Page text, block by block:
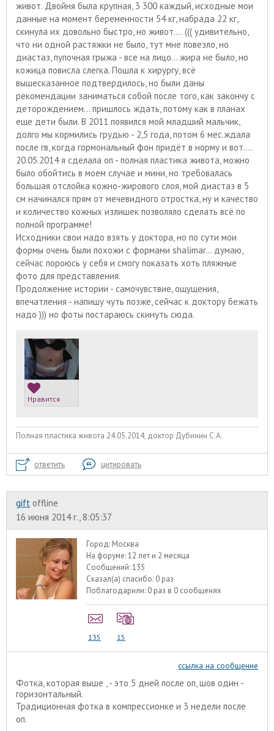
живот. Двойня была крупная, 3 300 каждый, исходные мои
данные на момент беременности 54 кг, набрада 22 кг,
скинула их довольно быстро, но живот.... ((( удивительно,
что ни одной растяжки не было, тут мне повезло, но
диастаз, пупочная грыжа - все на лицо... жира не было, но
кожица повисла слегка. Пошла к хирургу, всё
вышесказанное подтвердилось, но были даны
рекомендации заниматься собой после того, как закончу с
деторождением... пришлось ждать, потому как в планах
еще дети были. В 2011 появился мой младший мальчик,
долго мы кормились грудью - 2,5 года, потом 6 мес.ждала
после гв, когда гормональный фон придёт в норму и вот....
20.05.2014 я сделала оп - полная пластика живота, можно
было обойтись в моем случае и мини, но требовалась
большая отслойка кожно-жирового слоя, мой диастаз в 5
см начинался прям от мечевидного отростка, ну и качество
и количество кожных излишек позволяло сделать всё по
полной программе!
Исходники свои надо взять у доктора, но по сути мои
формы очень были похожи с формами shalimar... думаю,
сейчас пороюсь у себя и смогу показать хоть пляжные
фото для представления.
Продолжение истории - самочувствие, ощущения,
впечатления - напишу чуть позже, сейчас к доктору бежать
надо ))) но фоты постараюсь скинуть сюда.
Нравится
Полная пластика живота 24.05.2014, доктор Дубинин С.А.
ответить цитировать
gift offline
16 июня 2014 г., 8:05:37
Город: Москва
На форуме:12 лет и 2 месяца
Сообщений:135
Сказал(а) спасибо: 0 раз
Поблагодарили: 0 раз в 0 сообщенях
135 15
ссылка на сообщение
Фотка, которая выше , - это 5 дней после оп, шов один -
горизонтальный.
Традиционная фотка в компрессионке и 3 недели после
оп.